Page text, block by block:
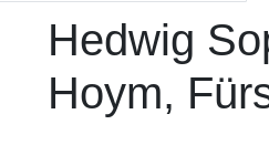
Hedwig
Hoym,